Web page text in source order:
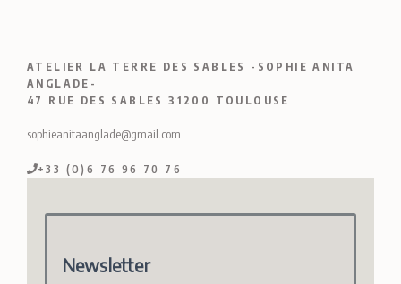
ATELIER LA TERRE DES SABLES -SOPHIE ANITA
ANGLADE-
47 RUE DES SABLES 31200 TOULOUSE
sophieanitaanglade@gmail.com
+33 (O)6 76 96 70 76